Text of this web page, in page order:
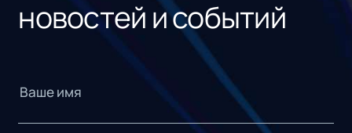
новостей и событий